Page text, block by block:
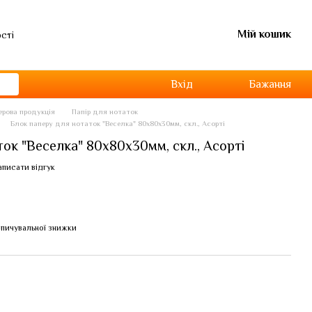
Мій кошик
Вхід Бажання
продукція
Папір для нотаток
Блок паперу для нотаток "Веселка" 80х80х30мм, скл., Асорті
"Веселка" 80х80х30мм, скл., Асорті
відгук
знижки